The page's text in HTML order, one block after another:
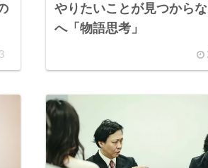
やりたいことが見つから
へ「物語思考」